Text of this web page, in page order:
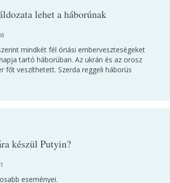
lehet a háborúnak
mindkét fél óriási emberveszteségeket
tartó háborúban. Az ukrán és az orosz
főt veszíthetett. Szerda reggeli háborús
készül Putyin?
eseményei.